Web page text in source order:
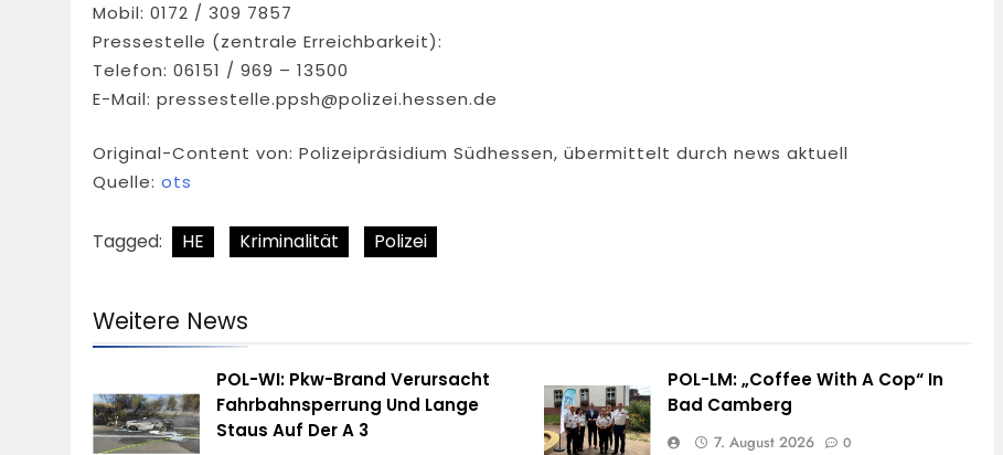
Mobil: 0172 / 309 7857
Pressestelle (zentrale Erreichbarkeit):
Telefon: 06151 / 969 – 13500
E-Mail: pressestelle.ppsh@polizei.hessen.de
Original-Content von: Polizeipräsidium Südhessen, übermittelt durch news aktuell
Quelle: ots
Tagged: HE Kriminalität Polizei
Weitere News
POL-WI: Pkw-Brand Verursacht
Fahrbahnsperrung Und Lange
Staus Auf Der A 3
POL-LM: „Coffee With A Cop“ In
Bad Camberg
7. August 2026 0